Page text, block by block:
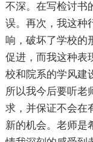
不深。在写检讨书
误。再次，我这种
响，破坏了学校的
促进，而我这种表
校和院系的学风建
所以我今后要听老
求，并保证不会在
新的机会。老师是